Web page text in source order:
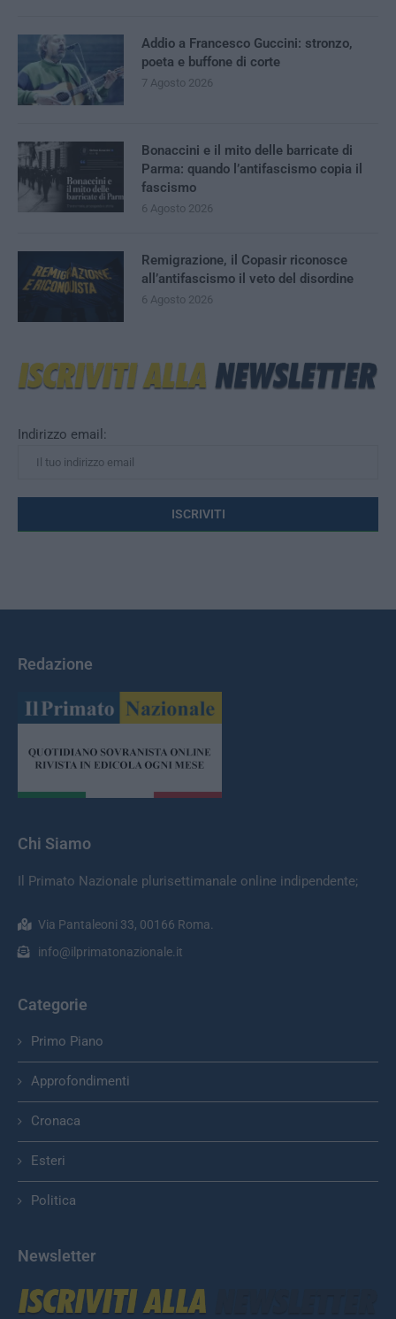
Indirizzo email:
Addio a Francesco Guccini: stronzo,
poeta e buffone di corte
7 Agosto 2026
Bonaccini e il mito delle barricate di
Parma: quando l’antifascismo copia il
fascismo
6 Agosto 2026
Remigrazione, il Copasir riconosce
all’antifascismo il veto del disordine
6 Agosto 2026
Redazione
Chi Siamo
Il Primato Nazionale plurisettimanale online indipendente;
Via Pantaleoni 33, 00166 Roma.
info@ilprimatonazionale.it
Categorie
Primo Piano
Approfondimenti
Cronaca
Esteri
Politica
Newsletter